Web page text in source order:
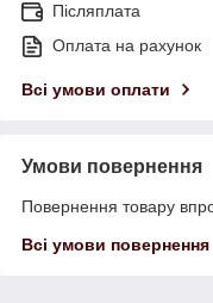
Післяплата
Оплата на рахунок
Всі умови оплати
Умови повернення
Повернення товару
Всі умови повернення